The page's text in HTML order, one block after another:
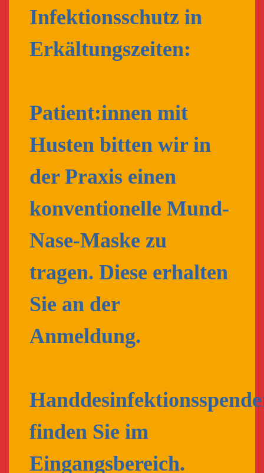
Infektionsschutz in
Erkältungszeiten:
Patient:innen mit
Husten bitten wir in
der Praxis einen
konventionelle Mund-
Nase-Maske zu
tragen. Diese erhalten
Sie an der
Anmeldung.
finden Sie im
Eingangsbereich.